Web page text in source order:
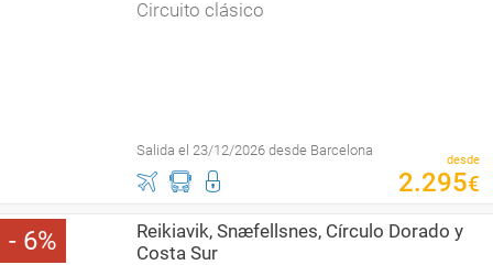
Circuito clásico
Salida el 23/12/2026 desde Barcelona
desde
2.295€
6
Reikiavik, Snæfellsnes, Círculo Dorado y
Costa Sur